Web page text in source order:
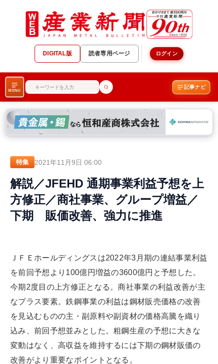
DIGITAL版 読者専用ページ ログイン
MENU
記事ナビ
特集 2021年11月9日 06:00
解説／JFEHD 通期事業利益予想を上
方修正／商社事業、グループ増益／
下期 販価改善、強力に推進
ＪＦＥホールディングスは2022年3月期の連結事業利益
を前回予想より100億円増益の3600億円と予想した。
今期2度目の上方修正となる。商社事業の利益改善が主
なプラス要素。鉄鋼事業の利益は鋼材販売価格の改善
を見込むものの主・副原料や副資材の価格高騰を織り
込み、前回予想並みとした。粗鋼生産の予想に大きな
変動はなく、高収益を維持するには下期の鋼材販価の
改善がより重要なポイントとなる。